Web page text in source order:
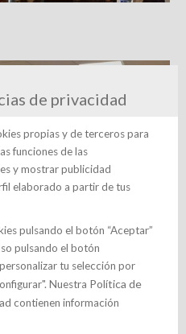
de privacidad
propias y de terceros para
funciones de las
y mostrar publicidad
elaborado a partir de tus
pulsando el botón “Aceptar”
pulsando el botón
tu selección por
Nuestra Política de
contienen información